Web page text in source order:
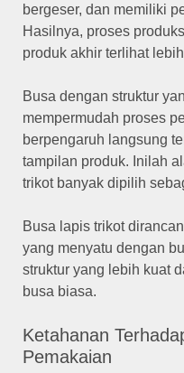
bergeser, dan memiliki
Hasilnya, proses
produk akhir terlihat
Busa dengan struktur
mempermudah proses
berpengaruh langsung
tampilan produk. Inilah
trikot banyak dipilih
Busa lapis trikot
yang menyatu dengan
struktur yang lebih kuat
busa biasa.
Ketahanan
Pemakaian